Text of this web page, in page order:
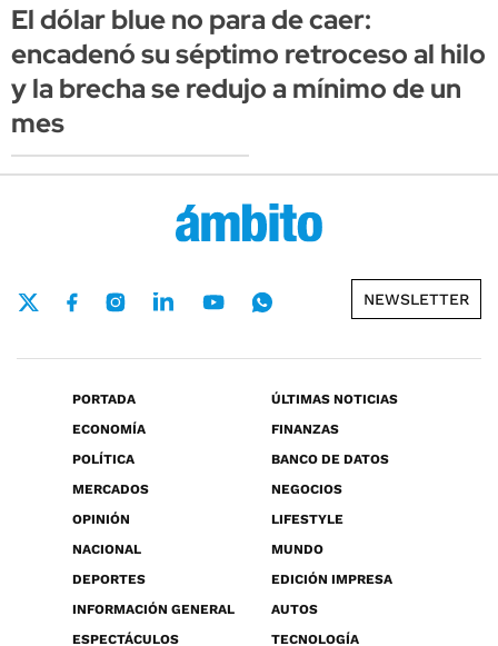
El dólar blue no para de caer:
encadenó su séptimo retroceso al hilo
y la brecha se redujo a mínimo de un
mes
NEWSLETTER
PORTADA
ÚLTIMAS NOTICIAS
ECONOMÍA
FINANZAS
POLÍTICA
BANCO DE DATOS
MERCADOS
NEGOCIOS
OPINIÓN
LIFESTYLE
NACIONAL
MUNDO
DEPORTES
EDICIÓN IMPRESA
INFORMACIÓN GENERAL
AUTOS
ESPECTÁCULOS
TECNOLOGÍA